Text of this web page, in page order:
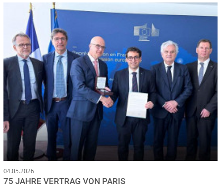
04.05.2026
75 JAHRE VERTRAG VON PARIS